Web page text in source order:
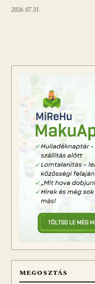
2026.07.31.
MEGOSZTÁS